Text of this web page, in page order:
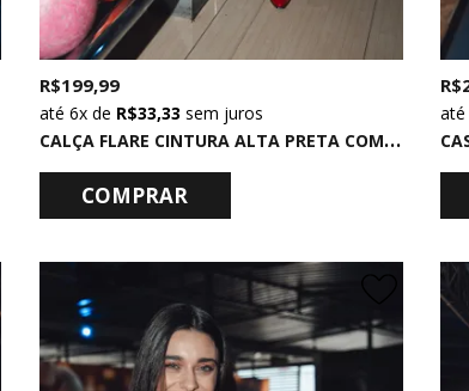
C
ALÇA FLARE CINTURA ALTA PRETA COM LUREX MULTICOLORIDO
R$ 199,99
6xde R$ 33,33 sem juros
COMPRAR
R$